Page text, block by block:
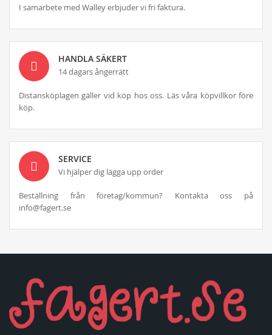
I samarbete med Walley erbjuder vi fri faktura.
HANDLA SÄKERT
14 dagars ångerrätt
Distansköplagen gäller vid köp hos oss. Läs våra köpvillkor före
köp.
SERVICE
Vi hjälper dig lägga upp order
Beställning från företag/kommun? Kontakta oss på
info@fagert.se